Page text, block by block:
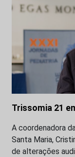
Trissomia 21
A coordenadora
Santa Maria,
de alterações